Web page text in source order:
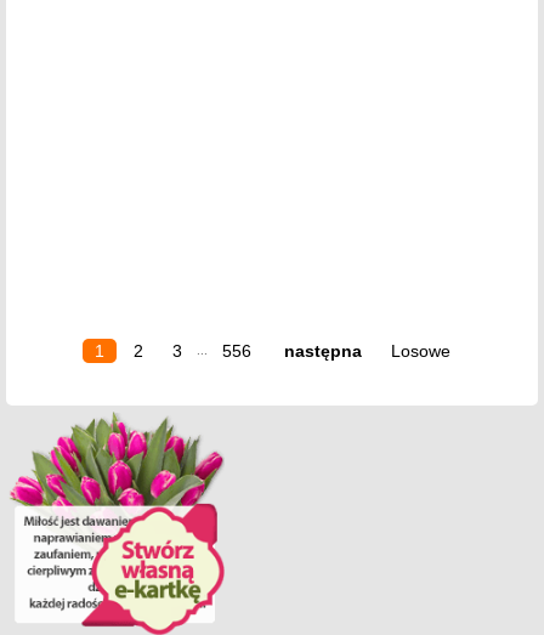
1 2 3 556 następna Losowe